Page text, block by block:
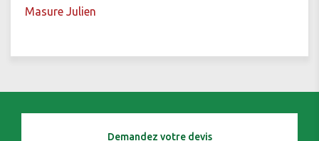
Masure Julien
Demandez votre devis